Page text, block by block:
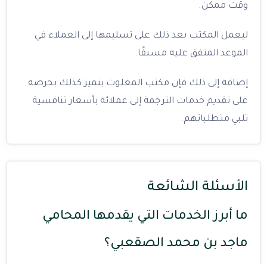
وقت ممكن.
ليعمل المكتب بعد ذلك على تسليمها إلى العملاء في
الموعد المتفق عليه مسبقًا.
إضافة إلى ذلك فإن مكتب المغلوث يتميز كذلك بحرصه
على تقديم خدمات الترجمة إلى عملائه بأسعار تنافسية
تلبي متطلباتهم.
الأسئلة الشائعة
ما أبرز الخدمات التي يقدمها المحامي
ماجد بن محمد الصقعبي؟